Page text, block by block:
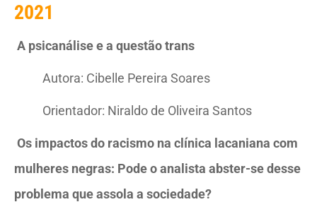
2021
A psicanálise e a questão trans
Autora: Cibelle Pereira Soares
Orientador: Niraldo de Oliveira Santos
Os impactos do racismo na clínica lacaniana com
mulheres negras: Pode o analista abster-se desse
problema que assola a sociedade?